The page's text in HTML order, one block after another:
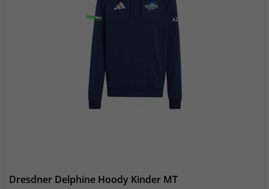
Dresdner Delphine Hoody Kinder MT